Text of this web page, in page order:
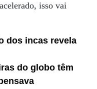
isso vai
dos incas revela
do globo têm